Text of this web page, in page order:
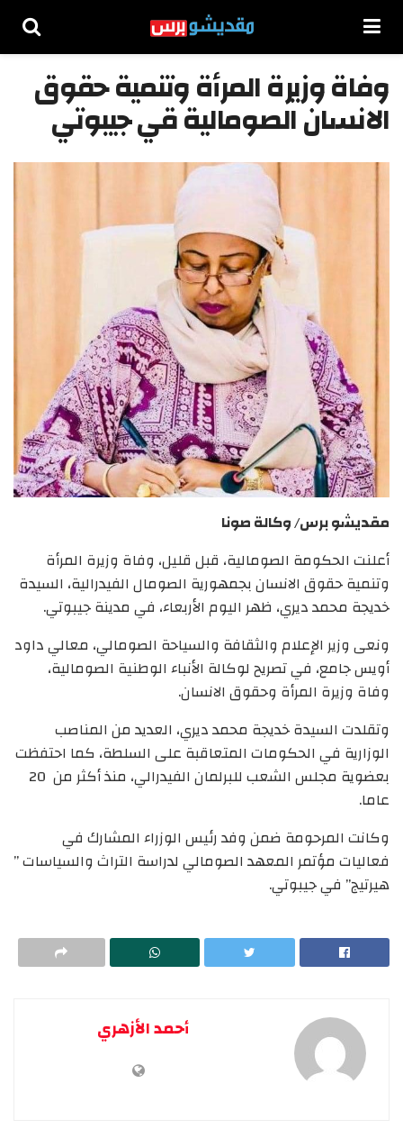
وفاة وزيرة المرأة وتنمية حقوق
الانسان الصومالية قي جيبوتي
مقديشو برس/ وكالة صونا
أعلنت الحكومة الصومالية، قبل قليل، وفاة وزيرة المرأة
وتنمية حقوق الانسان بجمهورية الصومال الفيدرالية، السيدة
خديجة محمد ديري، ظهر اليوم الأربعاء، في مدينة جيبوتي.
ونعى وزير الإعلام والثقافة والسياحة الصومالي، معالي داود
أويس جامع، في تصريح لوكالة الأنباء الوطنية الصومالية،
وفاة وزيرة المرأة وحقوق الانسان.
وتقلدت السيدة خديجة محمد ديري، العديد من المناصب
الوزارية في الحكومات المتعاقبة على السلطة، كما احتفظت
بعضوية مجلس الشعب للبرلمان الفيدرالي، منذ أكثر من 20
عاما.
وكانت المرحومة ضمن وفد رئيس الوزراء المشارك في
فعاليات مؤتمر المعهد الصومالي لدراسة التراث والسياسات ”
هيرتيج” في جيبوتي.
أحمد الأزهري